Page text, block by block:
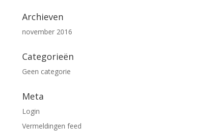
Archieven
november 2016
Categorieën
Geen categorie
Meta
Login
Vermeldingen feed